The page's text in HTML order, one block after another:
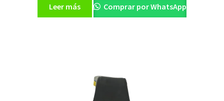
Leer más Comprar por WhatsApp